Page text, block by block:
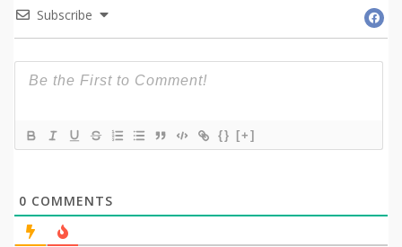
Subscribe
{} [+]
0 COMMENTS